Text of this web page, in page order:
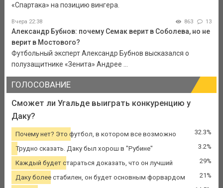
«Спартака» на позицию вингера.
Вчера 22:38 863 13
Александр Бубнов: почему Семак верит в Соболева, но не
верит в Мостового?
Футбольный эксперт Александр Бубнов высказался о
полузащитнике «Зенита» Андрее ...
ГОЛОСОВАНИЕ
Сможет ли Угальде выиграть конкуренцию у
Даку?
Почему нет? Это футбол, в котором все возможно 32.3%
Трудно сказать. Даку был хорош в "Рубине" 3.2%
Каждый будет стараться доказать, что он лучший 29%
Даку более стабилен, он будет основным форвардом 21%